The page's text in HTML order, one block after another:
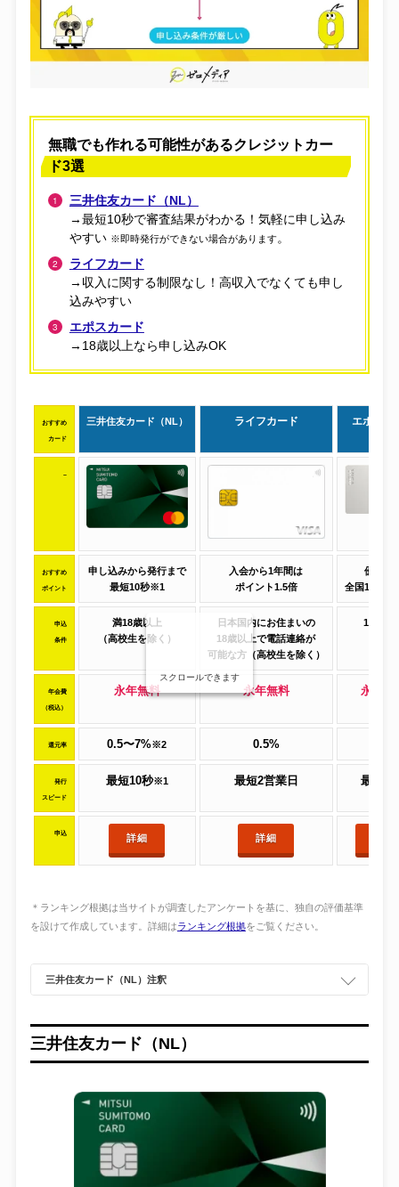
無職でも作れる可能性があるクレジットカー
ド3選
三井住友カード（NL）
→最短10秒で審査結果がわかる！気軽に申し込み
やすい ※即時発行ができない場合があります。
ライフカード
→収入に関する制限なし！高収入でなくても申し
込みやすい
エポスカード
→18歳以上なら申し込みOK
おすすめ
カード
三井住友カード（NL） ライフカード エポスカ
–
おすすめ
ポイント
申し込みから発行まで
最短10秒※1
入会から1年間は
ポイント1.5倍
優待店
全国10,000
申込
条件
満18歳以上
（高校生を除く）
日本国内にお住まいの
18歳以上で電話連絡が
可能な方（高校生を除く）
18歳以
年会費
（税込）
永年無料 永年無料 永年無
還元率 0.5〜7%※2 0.5%
発行
スピード
最短10秒※1 最短2営業日 最短即
申込
詳細 詳細
スクロールできます
＊ランキング根拠は当サイトが調査したアンケートを基に、独自の評価基準
を設けて作成しています。詳細はランキング根拠をご覧ください。
三井住友カード（NL）注釈
三井住友カード（NL）